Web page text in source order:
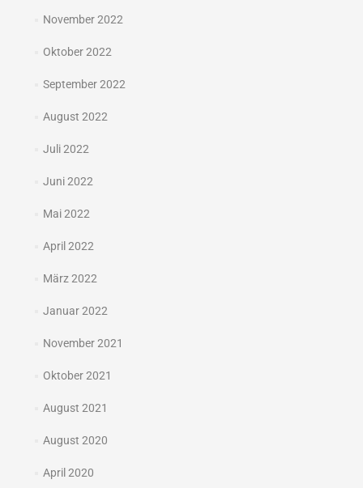
November 2022
Oktober 2022
September 2022
August 2022
Juli 2022
Juni 2022
Mai 2022
April 2022
März 2022
Januar 2022
November 2021
Oktober 2021
August 2021
August 2020
April 2020